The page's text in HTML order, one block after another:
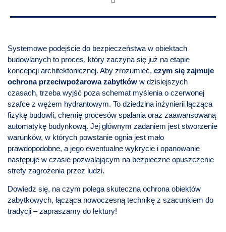
Systemowe podejście do bezpieczeństwa w obiektach
budowlanych to proces, który zaczyna się już na etapie
koncepcji architektonicznej. Aby zrozumieć, czym się zajmuje
ochrona przeciwpożarowa zabytków w dzisiejszych
czasach, trzeba wyjść poza schemat myślenia o czerwonej
szafce z wężem hydrantowym. To dziedzina inżynierii łącząca
fizykę budowli, chemię procesów spalania oraz zaawansowaną
automatykę budynkową. Jej głównym zadaniem jest stworzenie
warunków, w których powstanie ognia jest mało
prawdopodobne, a jego ewentualne wykrycie i opanowanie
następuje w czasie pozwalającym na bezpieczne opuszczenie
strefy zagrożenia przez ludzi.
Dowiedz się, na czym polega skuteczna ochrona obiektów
zabytkowych, łącząca nowoczesną technikę z szacunkiem do
tradycji – zapraszamy do lektury!